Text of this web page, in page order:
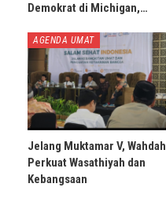
Demokrat di Michigan,…
AGENDA UMAT
Jelang Muktamar V, Wahdah
Perkuat Wasathiyah dan
Kebangsaan